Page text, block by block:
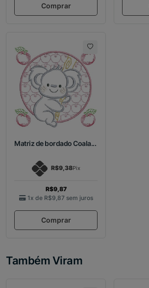
Comprar
Matriz de bordado Coala...
R$9,38Pix
R$9,87
1x de R$9,87 sem juros
Comprar
Também Viram